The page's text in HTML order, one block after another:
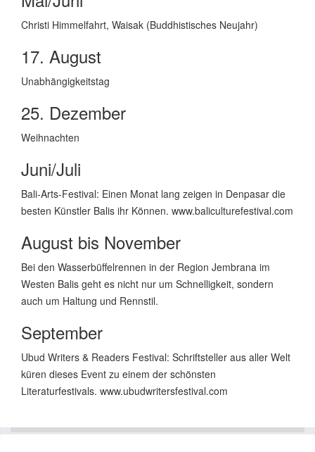
Christi Himmelfahrt, Waisak (Buddhistisches Neujahr)
17. August
Unabhängigkeitstag
25. Dezember
Weihnachten
Juni/Juli
Bali-Arts-Festival: Einen Monat lang zeigen in Denpasar die
besten Künstler Balis ihr Können. www.baliculturefestival.com
August bis November
Bei den Wasserbüffelrennen in der Region Jembrana im
Westen Balis geht es nicht nur um Schnelligkeit, sondern
auch um Haltung und Rennstil.
September
Ubud Writers & Readers Festival: Schriftsteller aus aller Welt
küren dieses Event zu einem der schönsten
Literaturfestivals. www.ubudwritersfestival.com